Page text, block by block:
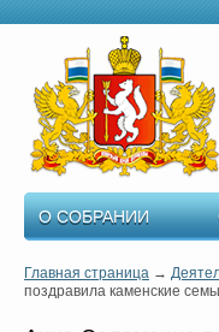
О СОБРАНИИ
Главная страница →
поздравила каменские